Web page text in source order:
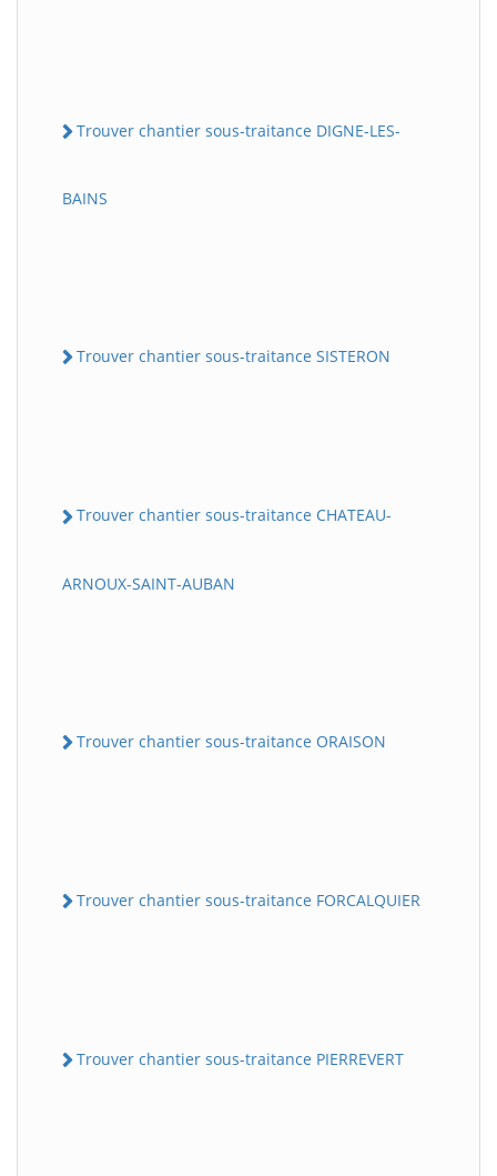
Trouver chantier sous-traitance DIGNE-LES-
BAINS
Trouver chantier sous-traitance SISTERON
Trouver chantier sous-traitance CHATEAU-
ARNOUX-SAINT-AUBAN
Trouver chantier sous-traitance ORAISON
Trouver chantier sous-traitance FORCALQUIER
Trouver chantier sous-traitance PIERREVERT